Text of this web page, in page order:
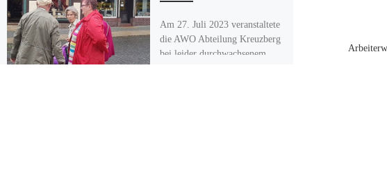
Am 27. Juli 2023 veranstaltete
die AWO Abteilung Kreuzberg
bei leider durchwachsenem,